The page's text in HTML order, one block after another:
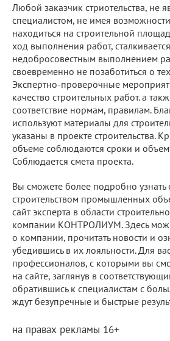
Любой заказчик стриотельства, не
специалистом, не имея
находиться на строительной
ход выполнения работ,
недобросовестным выполнением
своевременно не позаботиться о
Экспертно-проверочные
качество строительных работ. а
соответствие нормам, правилам.
используют материалы для
указаны в проекте строительства.
объеме соблюдаются сроки и
Соблюдается смета проекта.
Вы сможете более подробно узнать
строительством промышленных
сайт эксперта в области
компании КОНТРОЛИУМ. Здесь
о компании, прочитать новости и
убедившись в их лояльности. Для
профессионалов, с которыми вы
на сайте, заглянув в
обратившись к специалистам с
ждут безупречные и быстрые
на правах рекламы 16+